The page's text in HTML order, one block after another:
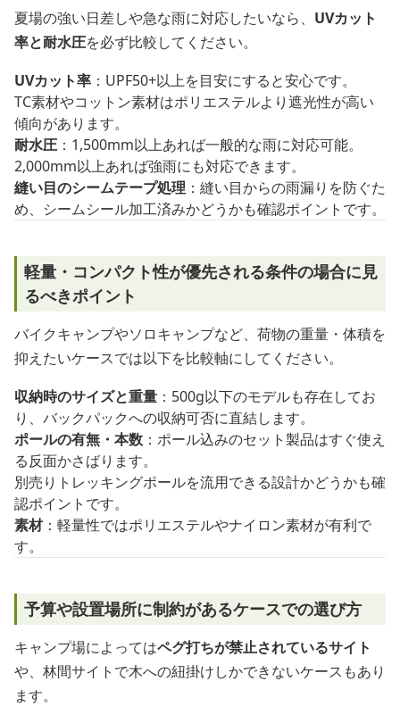
夏場の強い日差しや急な雨に対応したいなら、 UVカット
率と耐水圧を必ず比較してください。
UVカット率 ：UPF50+以上を目安にすると安心です。
TC素材やコットン素材はポリエステルより遮光性が高い
傾向があります。
耐水圧 ：1,500mm以上あれば一般的な雨に対応可能。
2,000mm以上あれば強雨にも対応できます。
縫い目のシームテープ処理 ：縫い目からの雨漏りを防ぐた
め、シームシール加工済みかどうかも確認ポイントです。
軽量・コンパクト性が優先される条件の場合に見
るべきポイント
バイクキャンプやソロキャンプなど、荷物の重量・体積を
抑えたいケースでは以下を比較軸にしてください。
収納時のサイズと重量 ：500g以下のモデルも存在してお
り、バックパックへの収納可否に直結します。
ポールの有無・本数 ：ポール込みのセット製品はすぐ使え
る反面かさばります。
別売りトレッキングポールを流用できる設計かどうかも確
認ポイントです。
素材：軽量性ではポリエステルやナイロン素材が有利で
す。
予算や設置場所に制約があるケースでの選び方
キャンプ場によってはペグ打ちが禁止されているサイト
や、林間サイトで木への紐掛けしかできないケースもあり
ます。